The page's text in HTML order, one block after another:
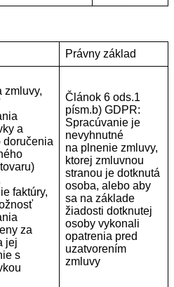
Právny základ
zmluvy,
a
doručenia
faktúry,
za
jej
s
Článok 6 ods.1
písm.b) GDPR:
Spracúvanie je
nevyhnutné
na plnenie zmluvy,
ktorej zmluvnou
stranou je dotknutá
osoba, alebo aby
sa na základe
žiadosti dotknutej
osoby vykonali
opatrenia pred
uzatvorením
zmluvy